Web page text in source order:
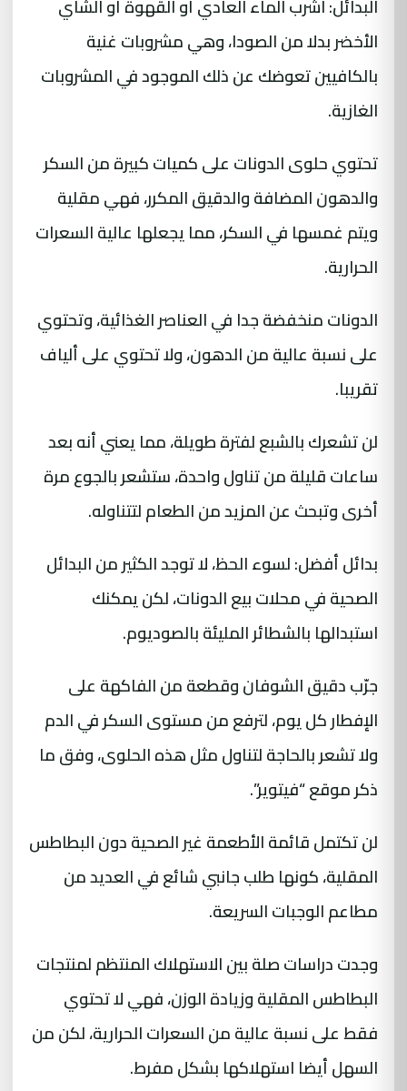
البدائل: اشرب الماء العادي أو القهوة أو الشاي
الأخضر بدلا من الصودا، وهي مشروبات غنية
بالكافيين تعوضك عن ذلك الموجود في المشروبات
الغازية.
تحتوي حلوى الدونات على كميات كبيرة من السكر
والدهون المضافة والدقيق المكرر، فهي مقلية
ويتم غمسها في السكر، مما يجعلها عالية السعرات
الحرارية.
الدونات منخفضة جدا في العناصر الغذائية، وتحتوي
على نسبة عالية من الدهون، ولا تحتوي على ألياف
تقريبا.
لن تشعرك بالشبع لفترة طويلة، مما يعني أنه بعد
ساعات قليلة من تناول واحدة، ستشعر بالجوع مرة
أخرى وتبحث عن المزيد من الطعام لتتناوله.
بدائل أفضل: لسوء الحظ، لا توجد الكثير من البدائل
الصحية في محلات بيع الدونات، لكن يمكنك
استبدالها بالشطائر المليئة بالصوديوم.
جرّب دقيق الشوفان وقطعة من الفاكهة على
الإفطار كل يوم، لترفع من مستوى السكر في الدم
ولا تشعر بالحاجة لتناول مثل هذه الحلوى، وفق ما
ذكر موقع “فيتوير”.
لن تكتمل قائمة الأطعمة غير الصحية دون البطاطس
المقلية، كونها طلب جانبي شائع في العديد من
مطاعم الوجبات السريعة.
وجدت دراسات صلة بين الاستهلاك المنتظم لمنتجات
البطاطس المقلية وزيادة الوزن، فهي لا تحتوي
فقط على نسبة عالية من السعرات الحرارية، لكن من
السهل أيضا استهلاكها بشكل مفرط.